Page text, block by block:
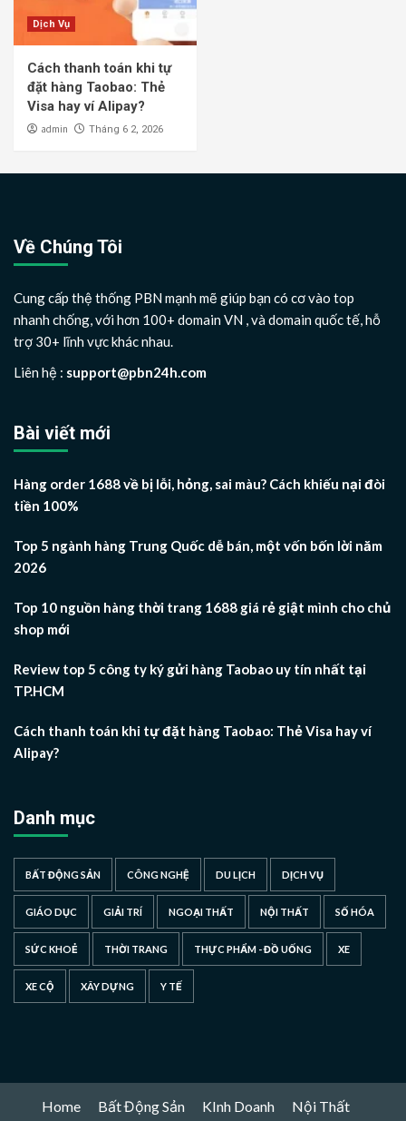
Dịch Vụ
Cách thanh toán khi tự
đặt hàng Taobao: Thẻ
Visa hay ví Alipay?
admin Tháng 6 2, 2026
Về Chúng Tôi
Cung cấp thệ thống PBN mạnh mẽ giúp bạn có cơ vào top
nhanh chống, với hơn 100+ domain VN , và domain quốc tế, hỗ
trợ 30+ lĩnh vực khác nhau.
Liên hệ : support@pbn24h.com
Bài viết mới
Hàng order 1688 về bị lỗi, hỏng, sai màu? Cách khiếu nại đòi
tiền 100%
Top 5 ngành hàng Trung Quốc dễ bán, một vốn bốn lời năm
2026
Top 10 nguồn hàng thời trang 1688 giá rẻ giật mình cho chủ
shop mới
Review top 5 công ty ký gửi hàng Taobao uy tín nhất tại
TP.HCM
Cách thanh toán khi tự đặt hàng Taobao: Thẻ Visa hay ví
Alipay?
Danh mục
BẤT ĐỘNG SẢN CÔNG NGHỆ DU LỊCH DỊCH VỤ
GIÁO DỤC GIẢI TRÍ NGOẠI THẤT NỘI THẤT SỐ HÓA
SỨC KHOẺ THỜI TRANG THỰC PHẨM - ĐỒ UỐNG XE
XE CỘ XÂY DỰNG Y TẾ
Home Bất Động Sản KInh Doanh
Nội Thất